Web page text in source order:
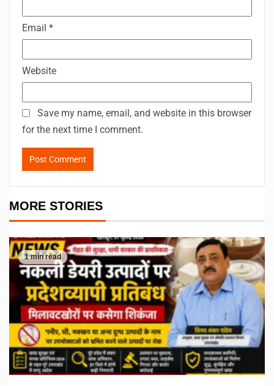
Email *
Website
Save my name, email, and website in this browser
for the next time I comment.
MORE STORIES
1 min read